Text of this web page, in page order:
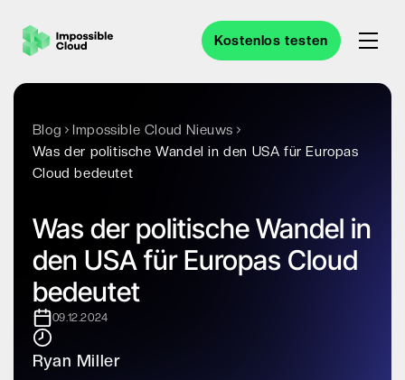
Kostenlos testen
Blog
Impossible Cloud Nieuws
Was der politische Wandel in den USA für Europas
Cloud bedeutet
Was der politische Wandel in
den USA für Europas Cloud
bedeutet
09.12.2024
Ryan Miller